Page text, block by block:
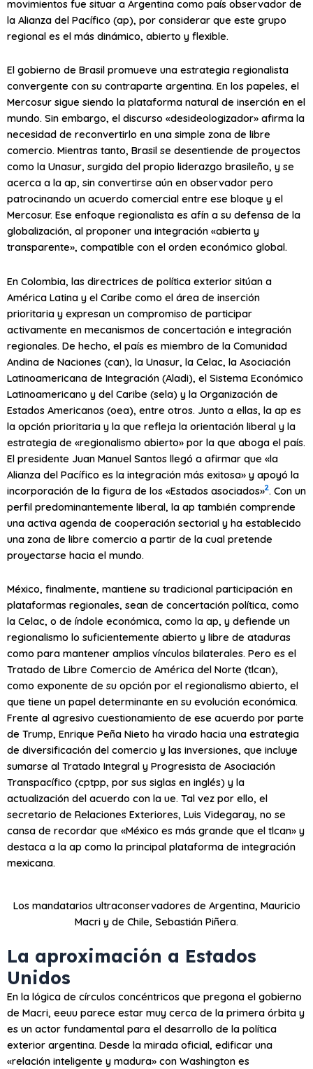
movimientos fue situar a Argentina como país observador de
la Alianza del Pacífico (ap), por considerar que este grupo
regional es el más dinámico, abierto y flexible.
El gobierno de Brasil promueve una estrategia regionalista
convergente con su contraparte argentina. En los papeles, el
Mercosur sigue siendo la plataforma natural de inserción en el
mundo. Sin embargo, el discurso «desideologizador» afirma la
necesidad de reconvertirlo en una simple zona de libre
comercio. Mientras tanto, Brasil se desentiende de proyectos
como la Unasur, surgida del propio liderazgo brasileño, y se
acerca a la ap, sin convertirse aún en observador pero
patrocinando un acuerdo comercial entre ese bloque y el
Mercosur. Ese enfoque regionalista es afín a su defensa de la
globalización, al proponer una integración «abierta y
transparente», compatible con el orden económico global.
En Colombia, las directrices de política exterior sitúan a
América Latina y el Caribe como el área de inserción
prioritaria y expresan un compromiso de participar
activamente en mecanismos de concertación e integración
regionales. De hecho, el país es miembro de la Comunidad
Andina de Naciones (can), la Unasur, la Celac, la Asociación
Latinoamericana de Integración (Aladi), el Sistema Económico
Latinoamericano y del Caribe (sela) y la Organización de
Estados Americanos (oea), entre otros. Junto a ellas, la ap es
la opción prioritaria y la que refleja la orientación liberal y la
estrategia de «regionalismo abierto» por la que aboga el país.
El presidente Juan Manuel Santos llegó a afirmar que «la
Alianza del Pacífico es la integración más exitosa» y apoyó la
incorporación de la figura de los «Estados asociados»2. Con un
perfil predominantemente liberal, la ap también comprende
una activa agenda de cooperación sectorial y ha establecido
una zona de libre comercio a partir de la cual pretende
proyectarse hacia el mundo.
México, finalmente, mantiene su tradicional participación en
plataformas regionales, sean de concertación política, como
la Celac, o de índole económica, como la ap, y defiende un
regionalismo lo suficientemente abierto y libre de ataduras
como para mantener amplios vínculos bilaterales. Pero es el
Tratado de Libre Comercio de América del Norte (tlcan),
como exponente de su opción por el regionalismo abierto, el
que tiene un papel determinante en su evolución económica.
Frente al agresivo cuestionamiento de ese acuerdo por parte
de Trump, Enrique Peña Nieto ha virado hacia una estrategia
de diversificación del comercio y las inversiones, que incluye
sumarse al Tratado Integral y Progresista de Asociación
Transpacífico (cptpp, por sus siglas en inglés) y la
actualización del acuerdo con la ue. Tal vez por ello, el
secretario de Relaciones Exteriores, Luis Videgaray, no se
cansa de recordar que «México es más grande que el tlcan» y
destaca a la ap como la principal plataforma de integración
mexicana.
Los mandatarios ultraconservadores de Argentina, Mauricio
Macri y de Chile, Sebastián Piñera.
La aproximación a Estados
Unidos
En la lógica de círculos concéntricos que pregona el gobierno
de Macri, eeuu parece estar muy cerca de la primera órbita y
es un actor fundamental para el desarrollo de la política
exterior argentina. Desde la mirada oficial, edificar una
«relación inteligente y madura» con Washington es